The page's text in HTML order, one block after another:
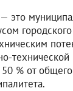
это
технической
% от